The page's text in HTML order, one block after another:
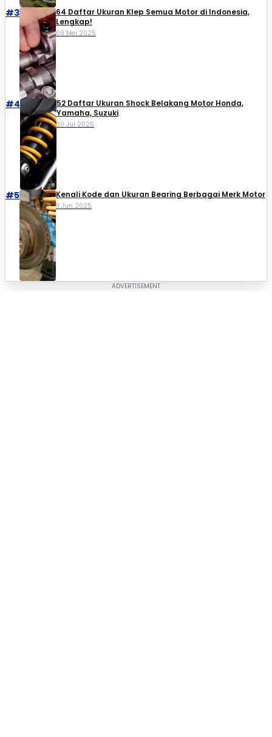
#3
64 Daftar Ukuran Klep Semua Motor di Indonesia,
Lengkap!
08 Mei 2025
#4
52 Daftar Ukuran Shock Belakang Motor Honda,
Yamaha, Suzuki​
30 Jul 2025
#5 Kenali Kode dan Ukuran Bearing Berbagai Merk Motor
11 Jun 2025